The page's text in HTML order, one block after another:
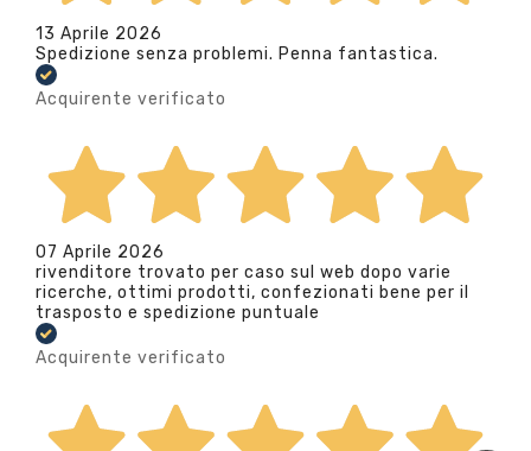
13 Aprile 2026
Spedizione senza problemi. Penna fantastica.
Acquirente verificato
07 Aprile 2026
rivenditore trovato per caso sul web dopo varie
ricerche, ottimi prodotti, confezionati bene per il
trasposto e spedizione puntuale
Acquirente verificato